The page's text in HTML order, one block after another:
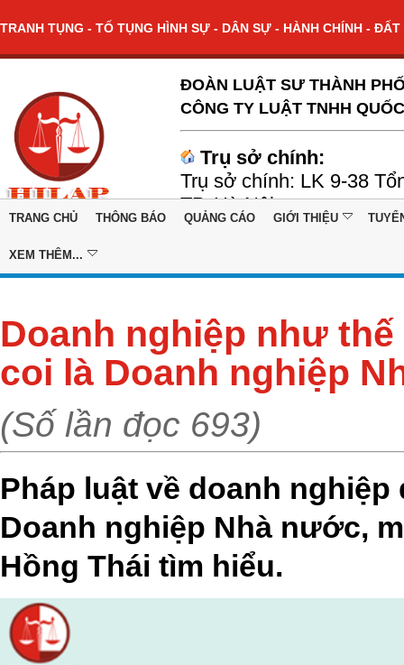
TRANH TỤNG - TỐ TỤNG HÌNH SỰ - DÂN SỰ - HÀNH CHÍNH -
ĐOÀN LUẬT SƯ THÀNH
CÔNG TY LUẬT TNHH
Trụ sở chính:
Trụ sở chính: LK 9-38
TP. Hà Nội
TRANG CHỦ THÔNG BÁO QUẢNG CÁO GIỚI THIỆU
XEM THÊM...
Doanh nghiệp như
coi là Doanh nghiệp
(Số lần đọc 693)
Pháp luật về doanh
Doanh nghiệp Nhà nước,
Hồng Thái tìm hiểu.